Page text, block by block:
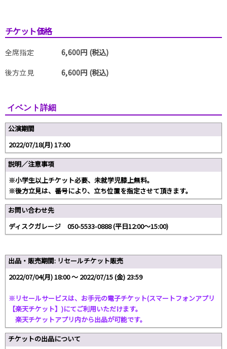
チケット価格
全席指定
6,600円 (税込)
後方立見
6,600円 (税込)
イベント詳細
公演期間
2022/07/18(月) 17:00
説明／注意事項
※小学生以上チケット必要、未就学児膝上無料。
※後方立見は、番号により、立ち位置を指定させて頂きます。
お問い合わせ先
ディスクガレージ 050-5533-0888 (平日12:00～15:00)
出品・販売期間: リセールチケット販売
2022/07/04(月) 18:00 〜 2022/07/15 (金) 23:59
※リセールサービスは、お手元の電子チケット(スマートフォンアプリ
【楽天チケット】)にてご利用いただけます。
楽天チケットアプリ内から出品が可能です。
チケットの出品について